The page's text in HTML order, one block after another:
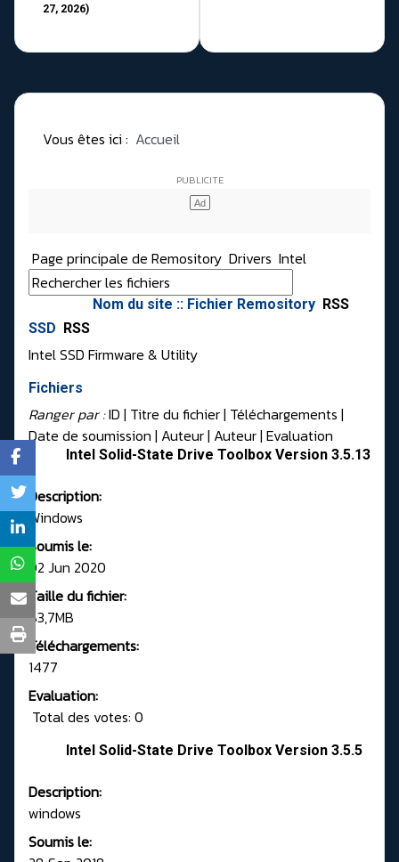
27, 2026)
Vous êtes ici : Accueil
Page principale de Remository Drivers Intel
Nom du site :: Fichier Remository RSS
SSD
RSS
Intel SSD Firmware & Utility
Fichiers
Ranger par :ID | Titre du fichier | Téléchargements |
Date de soumission | Auteur| Auteur| Evaluation
Intel Solid-State Drive Toolbox Version 3.5.13
Description:
Windows
Soumis le:
02 Jun 2020
Taille du fichier:
83,7MB
Téléchargements:
1477
Evaluation:
Total des votes: 0
Intel Solid-State Drive Toolbox Version 3.5.5
Description:
windows
Soumis le: